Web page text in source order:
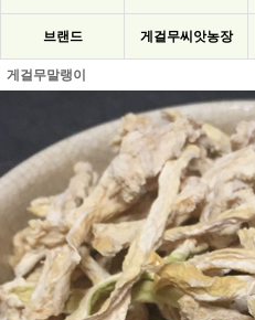
브랜드 게걸무씨앗농장
게걸무말랭이